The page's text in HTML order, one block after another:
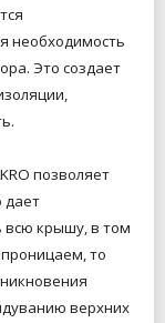
необходимость
Это создает
позволяет
дает
всю крышу, в том
то
верхних